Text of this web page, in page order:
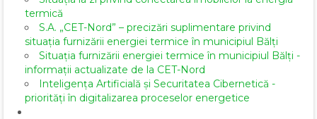
termică
S.A. „CET-Nord” – precizări suplimentare privind
situația furnizării energiei termice în municipiul Bălți
Situația furnizării energiei termice în municipiul Bălți -
informații actualizate de la CET-Nord
Inteligența Artificială și Securitatea Cibernetică -
priorități în digitalizarea proceselor energetice